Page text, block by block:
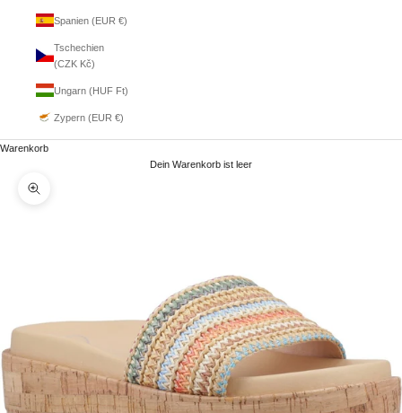
Spanien (EUR €)
Tschechien
(CZK Kč)
Ungarn (HUF Ft)
Zypern (EUR €)
Warenkorb
Dein Warenkorb ist leer
Bild vergrößern